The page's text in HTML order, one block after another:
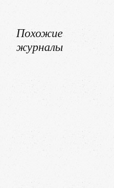
Похожие
журналы